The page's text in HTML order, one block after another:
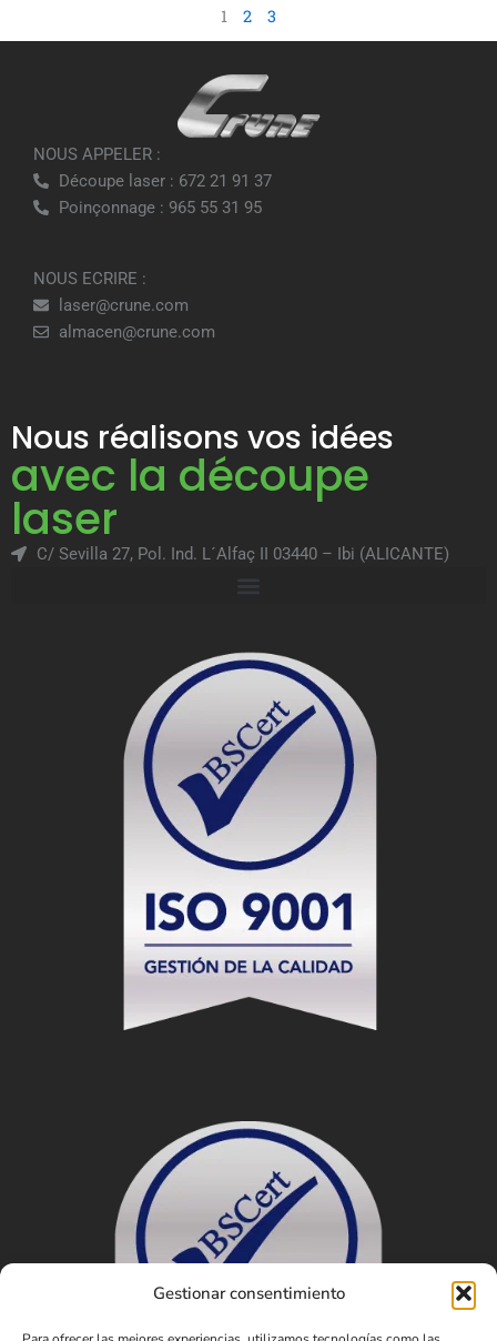
Gestionar consentimiento
1 2 3
NOUS APPELER :
Découpe laser : 672 21 91 37
Poinçonnage : 965 55 31 95
NOUS ECRIRE :
laser@crune.com
almacen@crune.com
Nous réalisons vos idées
avec la découpe
laser
C/ Sevilla 27, Pol. Ind. L´Alfaç II 03440 – Ibi (ALICANTE)